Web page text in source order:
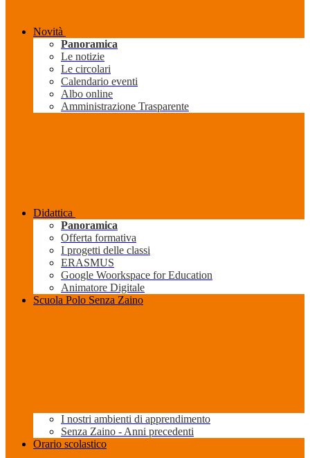
Novità
Panoramica
Le notizie
Le circolari
Calendario eventi
Albo online
Amministrazione Trasparente
Didattica
Panoramica
Offerta formativa
I progetti delle classi
ERASMUS
Google Woorkspace for Education
Animatore Digitale
Scuola Polo Senza Zaino
I nostri ambienti di apprendimento
Senza Zaino - Anni precedenti
Orario scolastico